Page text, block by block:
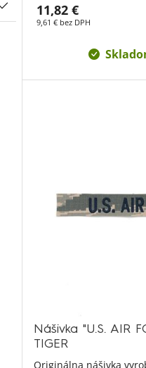
11,82 €
9,61 € bez DPH
Nášivka "U.S. AIR
TIGER
Originálna nášivka